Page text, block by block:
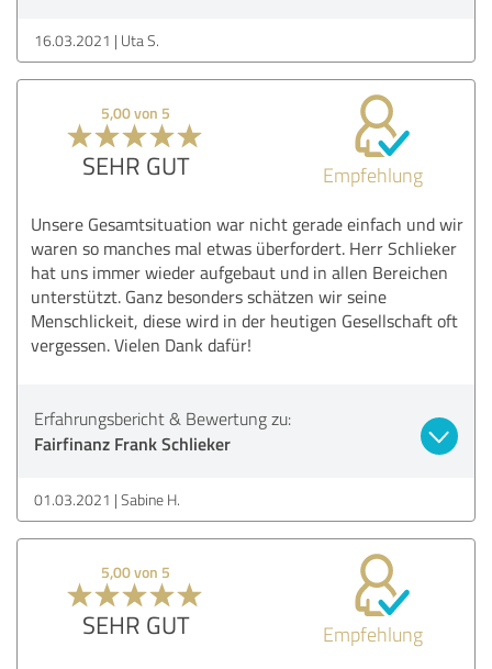
16.03.2021 Uta S.
5,00 von 5
SEHR GUT Empfehlung
Unsere Gesamtsituation war nicht gerade einfach und wir
waren so manches mal etwas überfordert. Herr Schlieker
hat uns immer wieder aufgebaut und in allen Bereichen
unterstützt. Ganz besonders schätzen wir seine
Menschlickeit, diese wird in der heutigen Gesellschaft oft
vergessen. Vielen Dank dafür!
Erfahrungsbericht & Bewertung zu:
Fairfinanz Frank Schlieker
01.03.2021 Sabine H.
5,00 von 5
SEHR GUT Empfehlung